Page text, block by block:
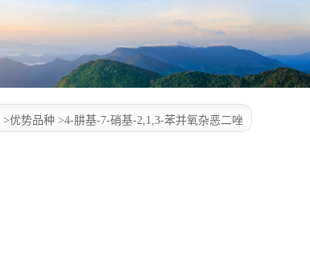
>优势品种 >4-肼基-7-硝基-2,1,3-苯并氧杂恶二唑